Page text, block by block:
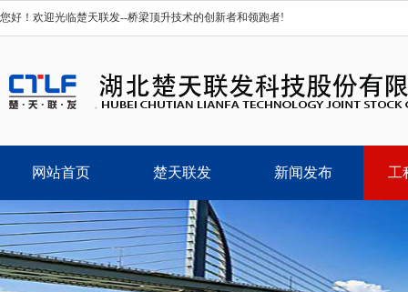
您好！欢迎光临楚天联发--桥梁顶升技术的创新者和领跑者!
网站首页 楚天联发 新闻发布 工